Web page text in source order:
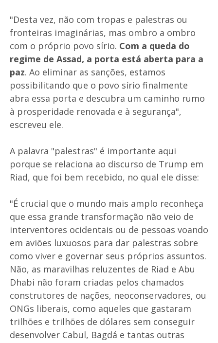
"Desta vez, não com tropas e palestras ou
fronteiras imaginárias, mas ombro a ombro
com o próprio povo sírio. Com a queda do
regime de Assad, a porta está aberta para a
paz. Ao eliminar as sanções, estamos
possibilitando que o povo sírio finalmente
abra essa porta e descubra um caminho rumo
à prosperidade renovada e à segurança",
escreveu ele.
A palavra "palestras" é importante aqui
porque se relaciona ao discurso de Trump em
Riad, que foi bem recebido, no qual ele disse:
"É crucial que o mundo mais amplo reconheça
que essa grande transformação não veio de
interventores ocidentais ou de pessoas voando
em aviões luxuosos para dar palestras sobre
como viver e governar seus próprios assuntos.
Não, as maravilhas reluzentes de Riad e Abu
Dhabi não foram criadas pelos chamados
construtores de nações, neoconservadores, ou
ONGs liberais, como aqueles que gastaram
trilhões e trilhões de dólares sem conseguir
desenvolver Cabul, Bagdá e tantas outras